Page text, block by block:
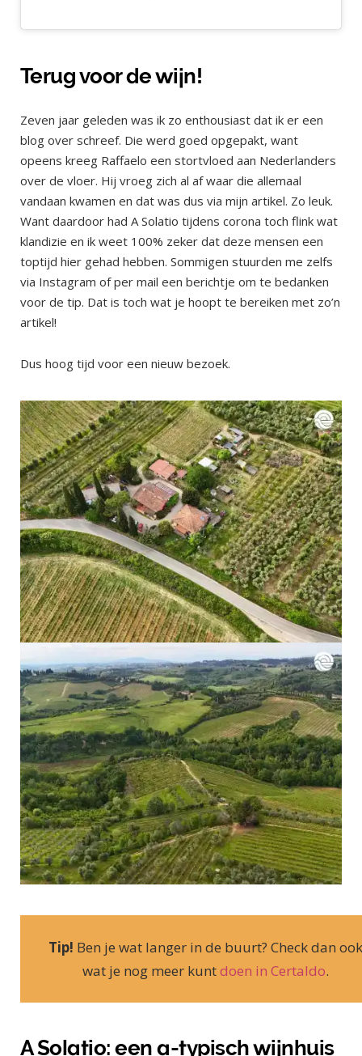
Terug voor de wijn!
Zeven jaar geleden was ik zo enthousiast dat ik er een
blog over schreef. Die werd goed opgepakt, want
opeens kreeg Raffaelo een stortvloed aan Nederlanders
over de vloer. Hij vroeg zich al af waar die allemaal
vandaan kwamen en dat was dus via mijn artikel. Zo leuk.
Want daardoor had A Solatio tijdens corona toch flink wat
klandizie en ik weet 100% zeker dat deze mensen een
toptijd hier gehad hebben. Sommigen stuurden me zelfs
via Instagram of per mail een berichtje om te bedanken
voor de tip. Dat is toch wat je hoopt te bereiken met zo’n
artikel!
Dus hoog tijd voor een nieuw bezoek.
Tip! Ben je wat langer in de buurt? Check dan ook
wat je nog meer kuntdoen in Certaldo.
A Solatio: een a-typisch wijnhuis